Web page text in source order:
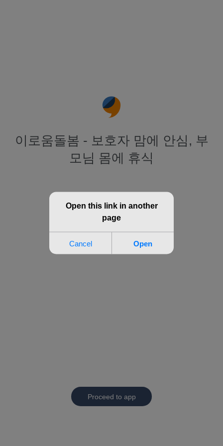
이로움돌봄 - 보호자 맘에 안심, 부
모님 몸에 휴식
Proceed to app